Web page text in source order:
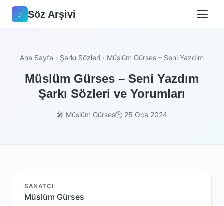
♪ Söz Arşivi
Ana Sayfa › Şarkı Sözleri › Müslüm Gürses – Seni Yazdım
Müslüm Gürses – Seni Yazdım
Şarkı Sözleri ve Yorumları
🎤 Müslüm Gürses🕒 25 Oca 2024
SANATÇI
Müslüm Gürses